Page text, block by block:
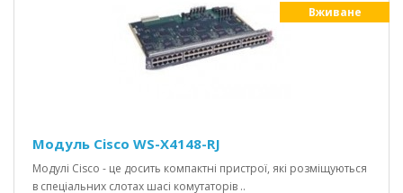
Вживане
Модуль Cisco WS-X4148-RJ
Модулі Cisco - це досить компактні пристрої, які розміщуються
в спеціальних слотах шасі комутаторів ..